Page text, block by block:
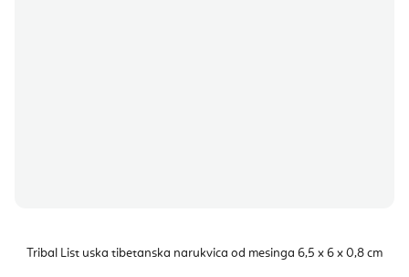
Tribal List uska tibetanska narukvica od mesinga 6,5 x 6 x 0,8 cm